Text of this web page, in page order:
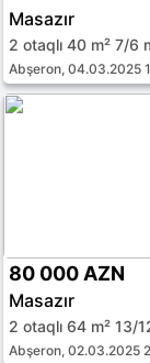
Masazır
2 otaqlı 40 m² 7/6
Abşeron, 04.03.2025
80 000 AZN
Masazır
2 otaqlı 64 m² 13/
Abşeron, 02.03.2025